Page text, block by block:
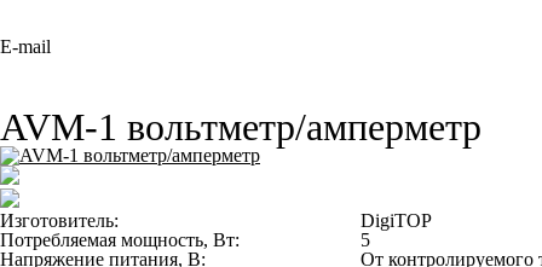
E-mail
AVM-1 вольтметр/амперметр
Изготовитель:
DigiTOP
Потребляемая мощность, Вт:
5
Напряжение питания, В:
От контролируемого